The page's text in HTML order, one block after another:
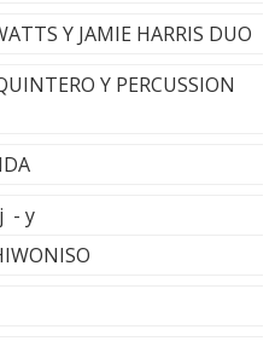
Y JAMIE HARRIS DUO
Y PERCUSSION
- y